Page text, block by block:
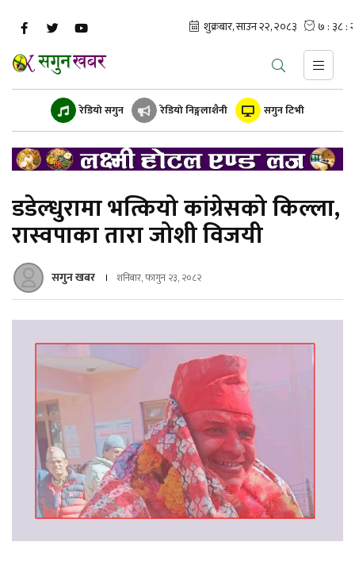
रेडियो सगुन रेडियो निङ्गलाशैनी सगुन टिभी
डडेल्धुरामा भत्कियो कांग्रेसको किल्ला,
रास्वपाका तारा जोशी विजयी
सगुन खबर शनिबार, फागुन २३, २०८२